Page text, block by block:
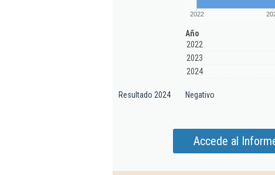
2022
Año
2022
2023
2024
Resultado 2024 Negativo
Accede al